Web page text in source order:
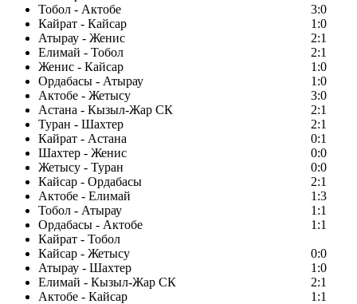
Тобол - Актобе
3:0
Кайрат - Кайсар
1:0
Атырау - Женис
2:1
Елимай - Тобол
2:1
Женис - Кайсар
1:0
Ордабасы - Атырау
1:0
Актобе - Жетысу
3:0
Астана - Кызыл-Жар СК
2:1
Туран - Шахтер
2:1
Кайрат - Астана
0:1
Шахтер - Женис
0:0
Жетысу - Туран
0:0
Кайсар - Ордабасы
2:1
Актобе - Елимай
1:3
Тобол - Атырау
1:1
Ордабасы - Актобе
1:1
Кайрат - Тобол
Кайсар - Жетысу
0:0
Атырау - Шахтер
1:0
Елимай - Кызыл-Жар СК
2:1
Актобе - Кайсар
1:1